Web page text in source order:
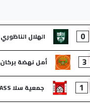
0
الهلال الناظوري HAN
3
أمل نهضة بركان Esp-RSB
1
جمعية سلا ASS